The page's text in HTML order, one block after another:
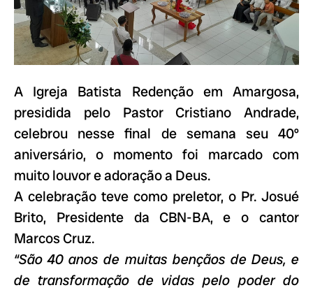
A Igreja Batista Redenção em Amargosa,
presidida pelo Pastor Cristiano Andrade,
celebrou nesse final de semana seu 40º
aniversário, o momento foi marcado com
muito louvor e adoração a Deus.
A celebração teve como preletor, o Pr. Josué
Brito, Presidente da CBN-BA, e o cantor
Marcos Cruz.
“São 40 anos de muitas bençãos de Deus, e
de transformação de vidas pelo poder do